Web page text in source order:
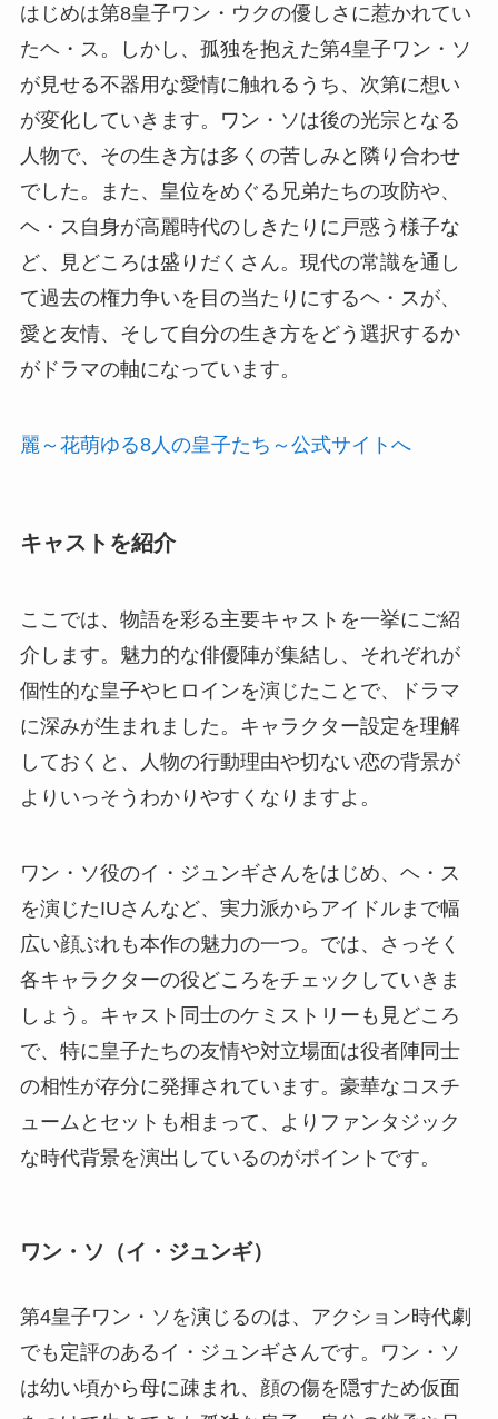
はじめは第8皇子ワン・ウクの優しさに惹かれてい
たヘ・ス。しかし、孤独を抱えた第4皇子ワン・ソ
が見せる不器用な愛情に触れるうち、次第に想い
が変化していきます。ワン・ソは後の光宗となる
人物で、その生き方は多くの苦しみと隣り合わせ
でした。また、皇位をめぐる兄弟たちの攻防や、
ヘ・ス自身が高麗時代のしきたりに戸惑う様子な
ど、見どころは盛りだくさん。現代の常識を通し
て過去の権力争いを目の当たりにするヘ・スが、
愛と友情、そして自分の生き方をどう選択するか
がドラマの軸になっています。
麗～花萌ゆる8人の皇子たち～公式サイトへ
キャストを紹介
ここでは、物語を彩る主要キャストを一挙にご紹
介します。魅力的な俳優陣が集結し、それぞれが
個性的な皇子やヒロインを演じたことで、ドラマ
に深みが生まれました。キャラクター設定を理解
しておくと、人物の行動理由や切ない恋の背景が
よりいっそうわかりやすくなりますよ。
ワン・ソ役のイ・ジュンギさんをはじめ、ヘ・ス
を演じたIUさんなど、実力派からアイドルまで幅
広い顔ぶれも本作の魅力の一つ。では、さっそく
各キャラクターの役どころをチェックしていきま
しょう。キャスト同士のケミストリーも見どころ
で、特に皇子たちの友情や対立場面は役者陣同士
の相性が存分に発揮されています。豪華なコスチ
ュームとセットも相まって、よりファンタジック
な時代背景を演出しているのがポイントです。
ワン・ソ（イ・ジュンギ）
第4皇子ワン・ソを演じるのは、アクション時代劇
でも定評のあるイ・ジュンギさんです。ワン・ソ
は幼い頃から母に疎まれ、顔の傷を隠すため仮面